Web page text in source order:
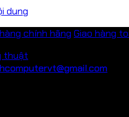
dung
chính hãng Giao hàng
thuật